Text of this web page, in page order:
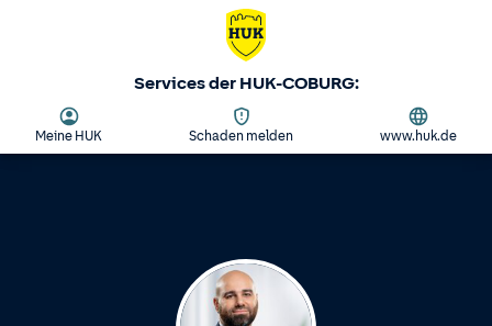
Services der HUK-COBURG:
Meine HUK Schaden melden www.huk.de